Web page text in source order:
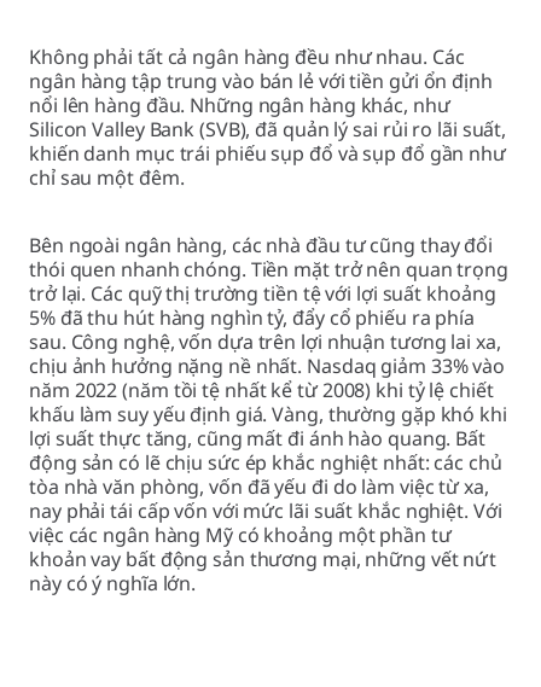
Không phải tất cả ngân hàng đều như nhau. Các
ngân hàng tập trung vào bán lẻ với tiền gửi ổn định
nổi lên hàng đầu. Những ngân hàng khác, như
Silicon Valley Bank (SVB), đã quản lý sai rủi ro lãi suất,
khiến danh mục trái phiếu sụp đổ và sụp đổ gần như
chỉ sau một đêm.
Bên ngoài ngân hàng, các nhà đầu tư cũng thay đổi
thói quen nhanh chóng. Tiền mặt trở nên quan trọng
trở lại. Các quỹ thị trường tiền tệ với lợi suất khoảng
5% đã thu hút hàng nghìn tỷ, đẩy cổ phiếu ra phía
sau. Công nghệ, vốn dựa trên lợi nhuận tương lai xa,
chịu ảnh hưởng nặng nề nhất. Nasdaq giảm 33% vào
năm 2022 (năm tồi tệ nhất kể từ 2008) khi tỷ lệ chiết
khấu làm suy yếu định giá. Vàng, thường gặp khó khi
lợi suất thực tăng, cũng mất đi ánh hào quang. Bất
động sản có lẽ chịu sức ép khắc nghiệt nhất: các chủ
tòa nhà văn phòng, vốn đã yếu đi do làm việc từ xa,
nay phải tái cấp vốn với mức lãi suất khắc nghiệt. Với
việc các ngân hàng Mỹ có khoảng một phần tư
khoản vay bất động sản thương mại, những vết nứt
này có ý nghĩa lớn.